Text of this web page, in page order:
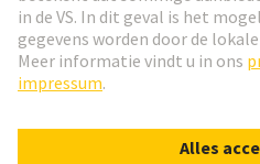
Nederlands